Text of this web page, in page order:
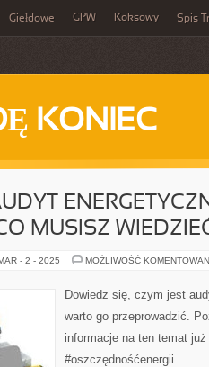
Giełdowe GPW Koksowy Spis
KONIEC
MUSISZ
- 2 - 2025 MOŻLIWOŚĆ
Dowiedz się, czym jest
warto go przeprowadzić.
informacje na ten temat
#oszczędnośćenergii